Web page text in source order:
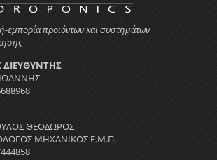
εμπορία προϊόντων και συστημάτων
ΔΙΕΥΘΥΝΤΗΣ
ΘΕΟΔΩΡΟΣ
ΜΗΧΑΝΙΚΟΣ Ε.Μ.Π.